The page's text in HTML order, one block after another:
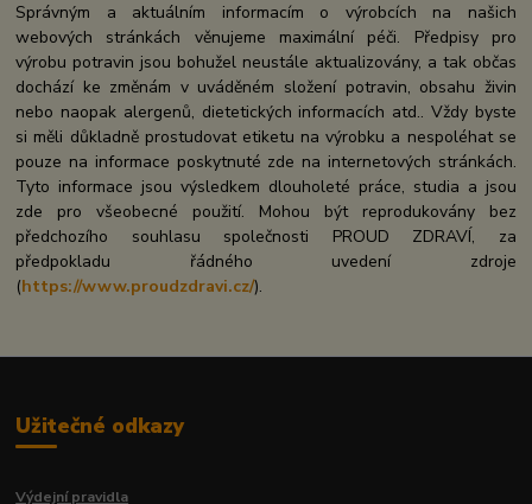
Správným a aktuálním informacím o výrobcích na našich
webových stránkách věnujeme maximální péči. Předpisy pro
výrobu potravin jsou bohužel neustále aktualizovány, a tak občas
dochází ke změnám v uváděném složení potravin, obsahu živin
nebo naopak alergenů, dietetických informacích atd.. Vždy byste
si měli důkladně prostudovat etiketu na výrobku a nespoléhat se
pouze na informace poskytnuté zde na internetových stránkách.
Tyto informace jsou výsledkem dlouholeté práce, studia a jsou
zde pro všeobecné použití. Mohou být reprodukovány bez
předchozího souhlasu společnosti PROUD ZDRAVÍ, za
předpokladu řádného uvedení zdroje
(https://www.proudzdravi.cz/).
Užitečné odkazy
Výdejní pravidla